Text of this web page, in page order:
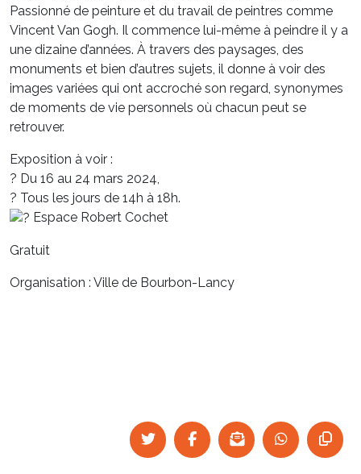
Passionné de peinture et du travail de peintres comme
Vincent Van Gogh. Il commence lui-même à peindre il y a
une dizaine d’années. À travers des paysages, des
monuments et bien d’autres sujets, il donne à voir des
images variées qui ont accroché son regard, synonymes
de moments de vie personnels où chacun peut se
retrouver.
Exposition à voir :
? Du 16 au 24 mars 2024,
? Tous les jours de 14h à 18h.
Espace Robert Cochet
Gratuit
Organisation : Ville de Bourbon-Lancy